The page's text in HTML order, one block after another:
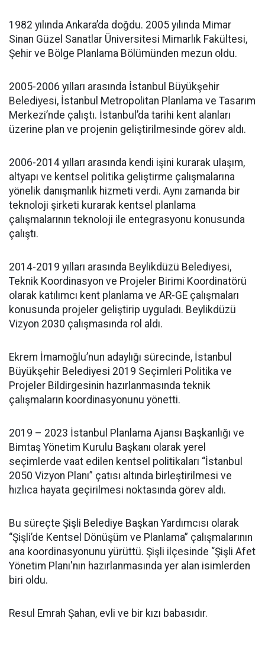
1982 yılında Ankara’da doğdu. 2005 yılında Mimar
Sinan Güzel Sanatlar Üniversitesi Mimarlık Fakültesi,
Şehir ve Bölge Planlama Bölümünden mezun oldu.
2005-2006 yılları arasında İstanbul Büyükşehir
Belediyesi, İstanbul Metropolitan Planlama ve Tasarım
Merkezi’nde çalıştı. İstanbul’da tarihi kent alanları
üzerine plan ve projenin geliştirilmesinde görev aldı.
2006-2014 yılları arasında kendi işini kurarak ulaşım,
altyapı ve kentsel politika geliştirme çalışmalarına
yönelik danışmanlık hizmeti verdi. Aynı zamanda bir
teknoloji şirketi kurarak kentsel planlama
çalışmalarının teknoloji ile entegrasyonu konusunda
çalıştı.
2014-2019 yılları arasında Beylikdüzü Belediyesi,
Teknik Koordinasyon ve Projeler Birimi Koordinatörü
olarak katılımcı kent planlama ve AR-GE çalışmaları
konusunda projeler geliştirip uyguladı. Beylikdüzü
Vizyon 2030 çalışmasında rol aldı.
Ekrem İmamoğlu’nun adaylığı sürecinde, İstanbul
Büyükşehir Belediyesi 2019 Seçimleri Politika ve
Projeler Bildirgesinin hazırlanmasında teknik
çalışmaların koordinasyonunu yönetti.
2019 – 2023 İstanbul Planlama Ajansı Başkanlığı ve
Bimtaş Yönetim Kurulu Başkanı olarak yerel
seçimlerde vaat edilen kentsel politikaları “İstanbul
2050 Vizyon Planı” çatısı altında birleştirilmesi ve
hızlıca hayata geçirilmesi noktasında görev aldı.
Bu süreçte Şişli Belediye Başkan Yardımcısı olarak
“Şişli’de Kentsel Dönüşüm ve Planlama” çalışmalarının
ana koordinasyonunu yürüttü. Şişli ilçesinde “Şişli Afet
Yönetim Planı'nın hazırlanmasında yer alan isimlerden
biri oldu.
Resul Emrah Şahan, evli ve bir kızı babasıdır.